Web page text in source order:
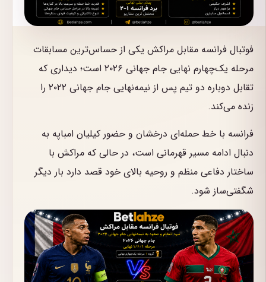
فوتبال فرانسه مقابل مراکش یکی از حساس‌ترین مسابقات
مرحله یک‌چهارم نهایی جام جهانی ۲۰۲۶ است؛ دیداری که
تقابل دوباره دو تیم پس از نیمه‌نهایی جام جهانی ۲۰۲۲ را
زنده می‌کند.
فرانسه با خط حمله‌ای درخشان و حضور کیلیان امباپه به
دنبال ادامه مسیر قهرمانی است، در حالی که مراکش با
ساختار دفاعی منظم و روحیه بالای خود قصد دارد بار دیگر
شگفتی‌ساز شود.